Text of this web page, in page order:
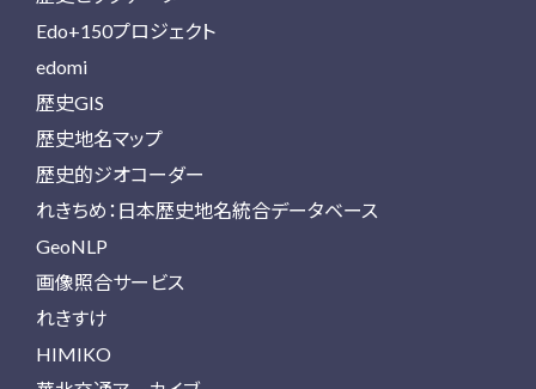
Edo+150プロジェクト
edomi
歴史GIS
歴史地名マップ
歴史的ジオコーダー
れきちめ：日本歴史地名統合データベース
GeoNLP
画像照合サービス
れきすけ
HIMIKO